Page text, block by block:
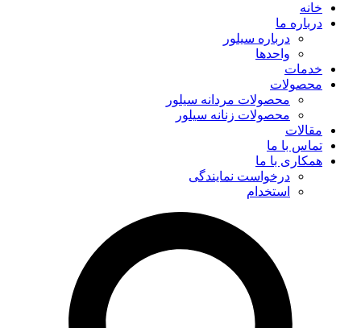
خانه
درباره ما
درباره سیلور
واحدها
خدمات
محصولات
محصولات مردانه سیلور
محصولات زنانه سیلور
مقالات
تماس با ما
همکاری با ما
درخواست نمایندگی
استخدام